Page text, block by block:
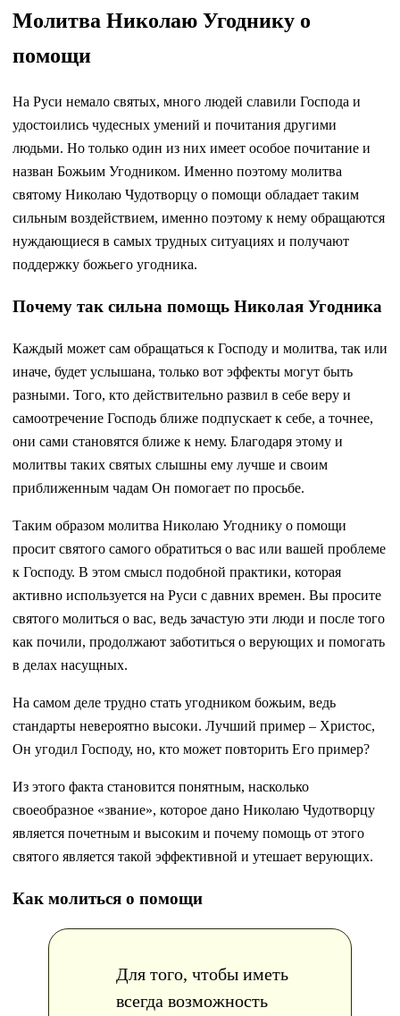
Молитва Николаю Угоднику о
помощи
На Руси немало святых, много людей славили Господа и
удостоились чудесных умений и почитания другими
людьми. Но только один из них имеет особое почитание и
назван Божьим Угодником. Именно поэтому молитва
святому Николаю Чудотворцу о помощи обладает таким
сильным воздействием, именно поэтому к нему обращаются
нуждающиеся в самых трудных ситуациях и получают
поддержку божьего угодника.
Почему так сильна помощь Николая Угодника
Каждый может сам обращаться к Господу и молитва, так или
иначе, будет услышана, только вот эффекты могут быть
разными. Того, кто действительно развил в себе веру и
самоотречение Господь ближе подпускает к себе, а точнее,
они сами становятся ближе к нему. Благодаря этому и
молитвы таких святых слышны ему лучше и своим
приближенным чадам Он помогает по просьбе.
Таким образом молитва Николаю Угоднику о помощи
просит святого самого обратиться о вас или вашей проблеме
к Господу. В этом смысл подобной практики, которая
активно используется на Руси с давних времен. Вы просите
святого молиться о вас, ведь зачастую эти люди и после того
как почили, продолжают заботиться о верующих и помогать
в делах насущных.
На самом деле трудно стать угодником божьим, ведь
стандарты невероятно высоки. Лучший пример – Христос,
Он угодил Господу, но, кто может повторить Его пример?
Из этого факта становится понятным, насколько
своеобразное «звание», которое дано Николаю Чудотворцу
является почетным и высоким и почему помощь от этого
святого является такой эффективной и утешает верующих.
Как молиться о помощи
Для того, чтобы иметь
всегда возможность